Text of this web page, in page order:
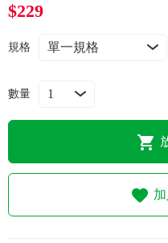
折價券、紅利說明
$229
規格
數量